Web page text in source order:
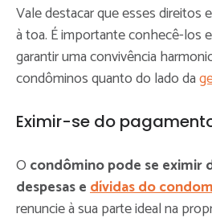
Vale destacar que esses direitos
à toa. É importante conhecê-los
garantir uma convivência
condôminos quanto do lado da
Eximir-se do
O condômino pode se eximir
despesas edívidas do
renuncie à sua parte ideal na